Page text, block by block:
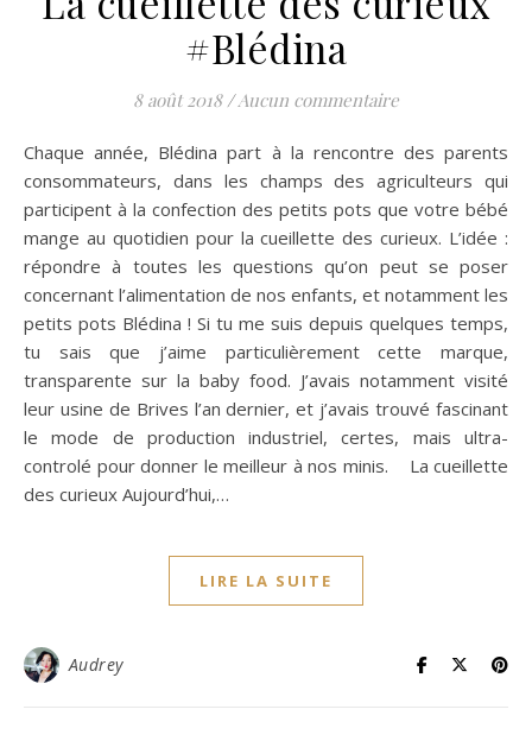
#Blédina
8 août 2018 /Aucun commentaire
Chaque année, Blédina part à la rencontre des parents
consommateurs, dans les champs des agriculteurs qui
participent à la confection des petits pots que votre bébé
mange au quotidien pour la cueillette des curieux. L’idée :
répondre à toutes les questions qu’on peut se poser
concernant l’alimentation de nos enfants, et notamment les
petits pots Blédina ! Si tu me suis depuis quelques temps,
tu sais que j’aime particulièrement cette marque,
transparente sur la baby food. J’avais notamment visité
leur usine de Brives l’an dernier, et j’avais trouvé fascinant
le mode de production industriel, certes, mais ultra-
controlé pour donner le meilleur à nos minis. La cueillette
des curieux Aujourd’hui,…
LIRE LA SUITE
Audrey